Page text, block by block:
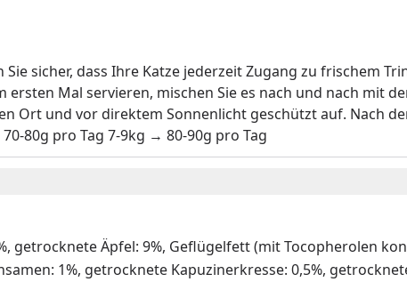
sicher, dass Ihre Katze jederzeit Zugang zu frischem
Mal servieren, mischen Sie es nach und nach mit
Ort und vor direktem Sonnenlicht geschützt auf. Nach
80g pro Tag 7-9kg → 80-90g pro Tag
Äpfel: 9%, Geflügelfett (mit Tocopherolen
1%, getrocknete Kapuzinerkresse: 0,5%,